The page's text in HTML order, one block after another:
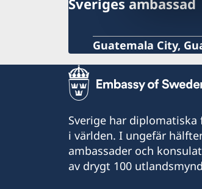
Sveriges ambassad
Guatemala City,
Sverige har
i världen. I ungefär
ambassader och
av drygt 100